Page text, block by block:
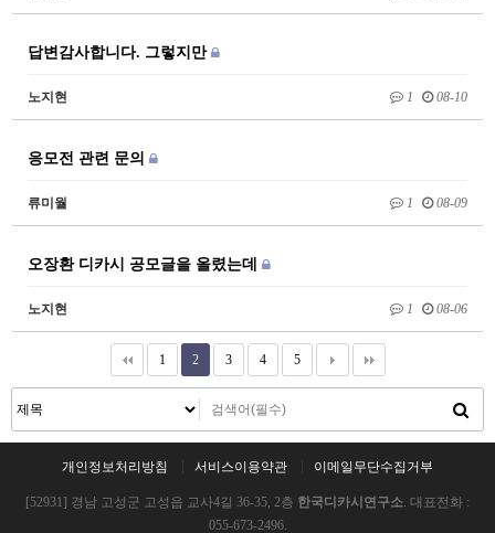
답변감사합니다. 그렇지만
노지현 1 08-10
응모전 관련 문의
류미월 1 08-09
오장환 디카시 공모글을 올렸는데
노지현 1 08-06
1 2 3 4 5
개인정보처리방침 서비스이용약관 이메일무단수집거부
[52931] 경남 고성군 고성읍 교사4길 36-35, 2층 한국디카시연구소. 대표전화 :
055-673-2496.